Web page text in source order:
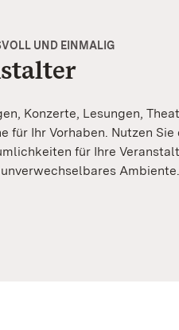
UND EINMALIG
Konzerte, Lesungen,
für Ihr Vorhaben. Nutzen
für Ihre
Ambiente.